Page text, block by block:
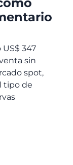
US$ 347
sin
spot,
tipo de